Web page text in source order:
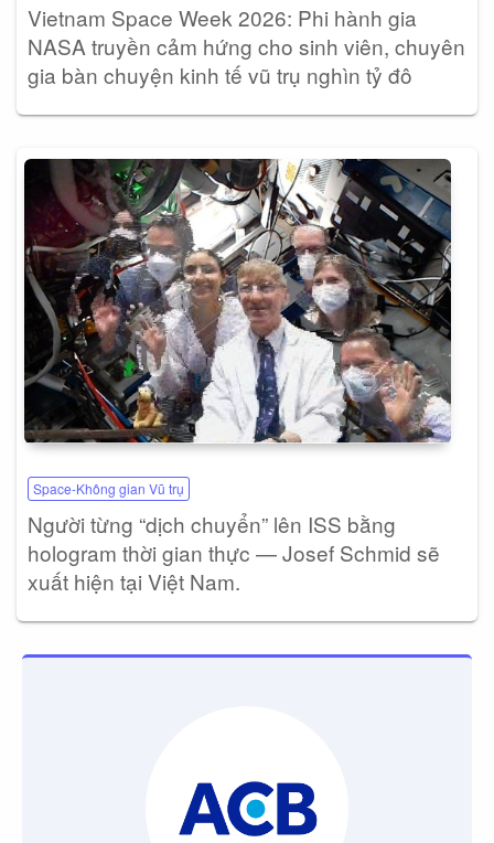
Vietnam Space Week 2026: Phi hành gia
NASA truyền cảm hứng cho sinh viên, chuyên
gia bàn chuyện kinh tế vũ trụ nghìn tỷ đô
Space-Không gian Vũ trụ
Người từng “dịch chuyển” lên ISS bằng
hologram thời gian thực — Josef Schmid sẽ
xuất hiện tại Việt Nam.